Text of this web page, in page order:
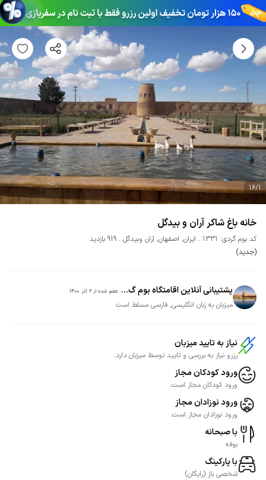
16/1
خانه باغ شاکر آران و بیدگل
کد بوم گردی: 1331 ایران, اصفهان, آران وبیدگل
919 بازدید
(جدید)
پشتیبانی آنلاین اقامتگاه بوم گ... عضو شده از 2 آذر 1400
میزبان به زبان انگلیسی, فارسی مسلط است
نیاز به تایید میزبان
رزرو نیاز به بررسی و تایید توسط میزبان دارد.
ورود کودکان مجاز
ورود کودکان مجاز است.
ورود نوزادان مجاز
ورود نوزادان مجاز است.
با صبحانه
بوفه
با پارکینگ
شخصی باز (رایگان)